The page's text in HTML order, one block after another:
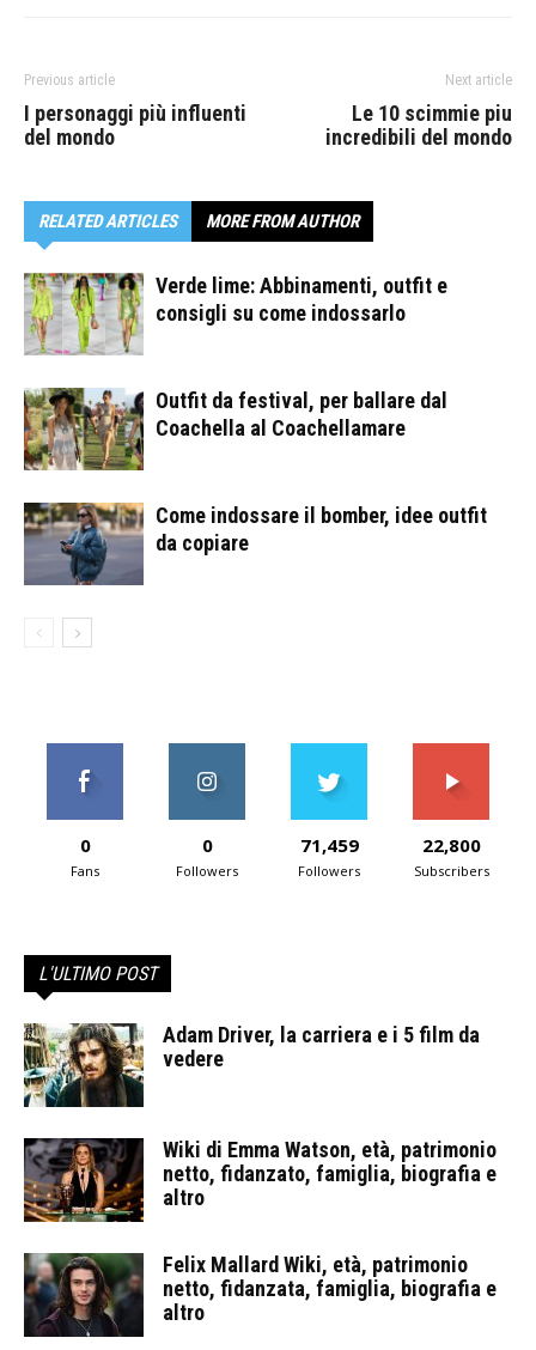
Previous article
I personaggi più influenti
del mondo
Next article
Le 10 scimmie piu
incredibili del mondo
RELATED ARTICLES MORE FROM AUTHOR
Verde lime: Abbinamenti, outfit e
consigli su come indossarlo
Outfit da festival, per ballare dal
Coachella al Coachellamare
Come indossare il bomber, idee outfit
da copiare
0
Fans
0
Followers
71,459
Followers
22,800
Subscribers
L'ULTIMO POST
Adam Driver, la carriera e i 5 film da
vedere
Wiki di Emma Watson, età, patrimonio
netto, fidanzato, famiglia, biografia e
altro
Felix Mallard Wiki, età, patrimonio
netto, fidanzata, famiglia, biografia e
altro